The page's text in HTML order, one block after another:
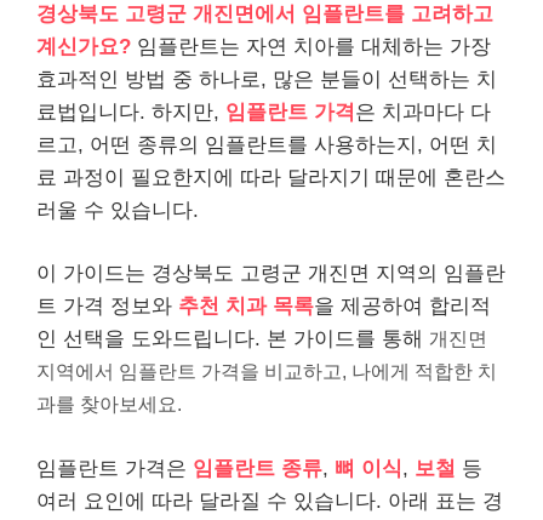
경상북도 고령군 개진면에서 임플란트를 고려하고
계신가요? 임플란트는 자연 치아를 대체하는 가장
효과적인 방법 중 하나로, 많은 분들이 선택하는 치
료법입니다. 하지만, 임플란트 가격 은 치과마다 다
르고, 어떤 종류의 임플란트를 사용하는지, 어떤 치
료 과정이 필요한지에 따라 달라지기 때문에 혼란스
러울 수 있습니다.
이 가이드는 경상북도 고령군 개진면 지역의 임플란
트 가격 정보와 추천 치과 목록을 제공하여 합리적
인 선택을 도와드립니다. 본 가이드를 통해 개진면
지역에서 임플란트 가격을 비교하고, 나에게 적합한 치
과를 찾아보세요.
임플란트 가격은 임플란트 종류, 뼈 이식, 보철 등
여러 요인에 따라 달라질 수 있습니다. 아래 표는 경